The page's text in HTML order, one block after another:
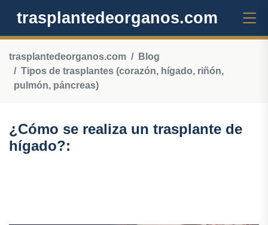
trasplantedeorganos.com
trasplantedeorganos.com
Blog
Tipos de trasplantes (corazón, hígado, riñón,
pulmón, páncreas)
¿Cómo se realiza un trasplante de
hígado?: